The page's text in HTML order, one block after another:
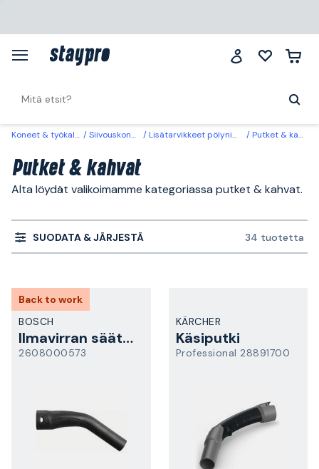
Koneet & työkalut Siivouskoneet Lisätarvikkeet pölynimurit Putket & kahvat
Putket & kahvat
Alta löydät valikoimamme kategoriassa putket & kahvat.
SUODATA & JÄRJESTÄ 34 tuotetta
Back to work
BOSCH
Ilmavirran säätökahva
2608000573
KÄRCHER
Käsiputki
Professional 28891700